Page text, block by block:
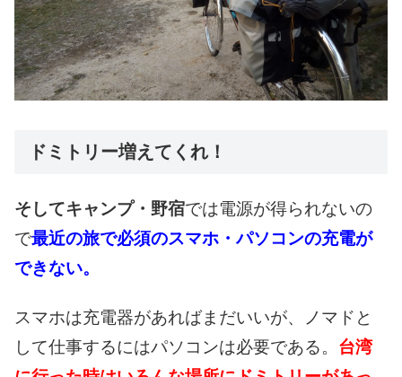
ドミトリー増えてくれ！
そしてキャンプ・野宿では電源が得られないの
で最近の旅で必須のスマホ・パソコンの充電が
できない。
スマホは充電器があればまだいいが、ノマドと
して仕事するにはパソコンは必要である。 台湾